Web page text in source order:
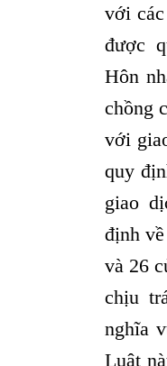
với
được
Hôn
chồng
với
quy
giao
định
và 26
chịu
nghĩa
Luật